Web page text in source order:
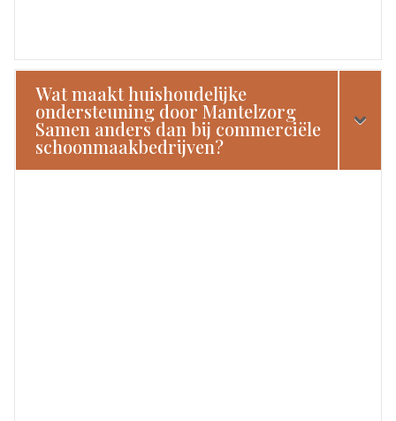
Wat maakt huishoudelijke
ondersteuning door Mantelzorg
Samen anders dan bij commerciële
schoonmaakbedrijven?